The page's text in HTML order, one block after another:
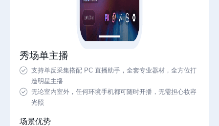
秀场单主播
支持单反采集搭配 PC 直播助手，全套专业器材，全方位打
造明星主播
无论室内室外，任何环境手机都可随时开播，无需担心妆容
光照
场景优势